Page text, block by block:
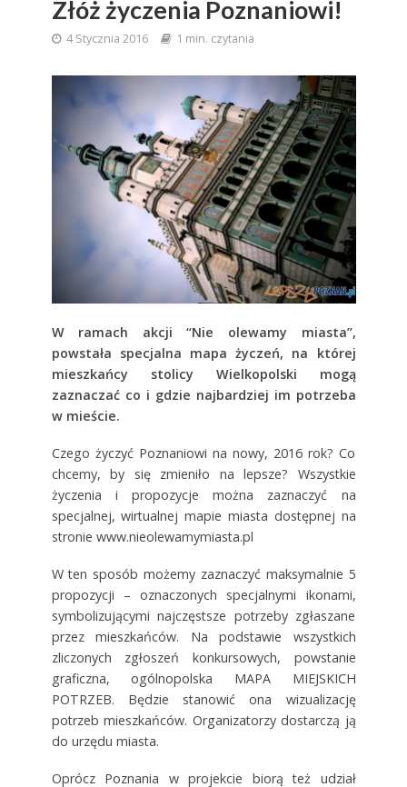
Złóż życzenia Poznaniowi!
4 Stycznia 2016 1 min. czytania
W ramach akcji “Nie olewamy miasta”,
powstała specjalna mapa życzeń, na której
mieszkańcy stolicy Wielkopolski mogą
zaznaczać co i gdzie najbardziej im potrzeba
w mieście.
Czego życzyć Poznaniowi na nowy, 2016 rok? Co
chcemy, by się zmieniło na lepsze? Wszystkie
życzenia i propozycje można zaznaczyć na
specjalnej, wirtualnej mapie miasta dostępnej na
stronie www.nieolewamymiasta.pl
W ten sposób możemy zaznaczyć maksymalnie 5
propozycji – oznaczonych specjalnymi ikonami,
symbolizującymi najczęstsze potrzeby zgłaszane
przez mieszkańców. Na podstawie wszystkich
zliczonych zgłoszeń konkursowych, powstanie
graficzna, ogólnopolska MAPA MIEJSKICH
POTRZEB. Będzie stanowić ona wizualizację
potrzeb mieszkańców. Organizatorzy dostarczą ją
do urzędu miasta.
Oprócz Poznania w projekcie biorą też udział